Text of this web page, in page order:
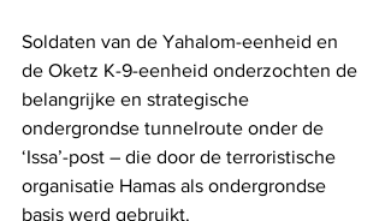
Soldaten van de Yahalom-eenheid en
de Oketz K-9-eenheid onderzochten de
belangrijke en strategische
ondergrondse tunnelroute onder de
‘Issa’-post – die door de terroristische
organisatie Hamas als ondergrondse
basis werd gebruikt.